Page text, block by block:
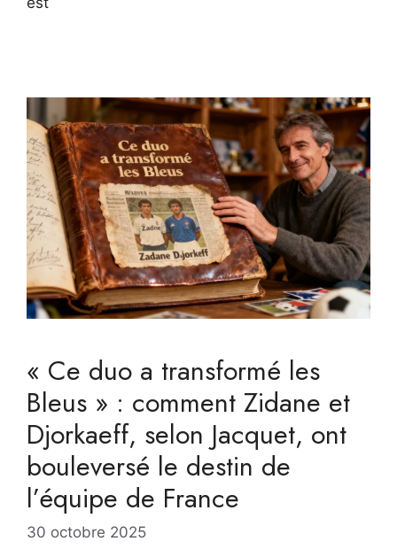
« Ce duo a transformé les
Bleus » : comment Zidane et
Djorkaeff, selon Jacquet, ont
bouleversé le destin de
l’équipe de France
30 octobre 2025